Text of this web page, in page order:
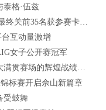
泰格·伍兹
终关前35名获参赛卡…
互动量激增
女子公开赛冠军
满贯赛场的辉煌战绩…
标赛开启佘山新篇章
受鼓舞